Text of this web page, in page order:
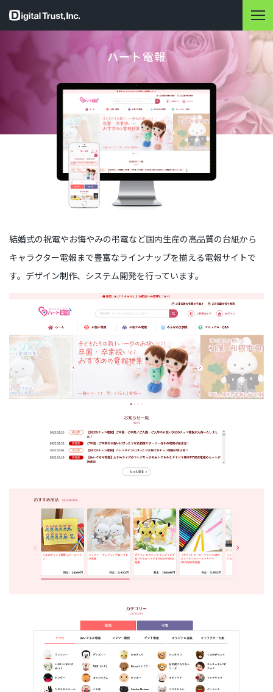
ハート電報
結婚式の祝電やお悔やみの弔電など国内生産の高品質の台紙から
キャラクター電報まで豊富なラインナップを揃える電報サイトで
す。デザイン制作、システム開発を行っています。